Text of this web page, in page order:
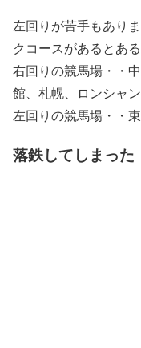
左回りが苦手もあり
クコースがあるとあ
右回りの競馬場・・
館、札幌、ロンシャン
左回りの競馬場・・
落鉄してしまった